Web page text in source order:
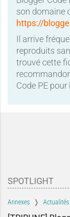
son domaine
https://
Il arrive
reproduits
trouvé cette
Code PE
SPOTLIGHT
Annexes Actualités